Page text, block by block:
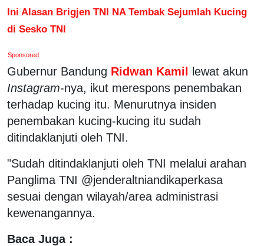
Ini Alasan Brigjen TNI NA Tembak Sejumlah Kucing
di Sesko TNI
Sponsored
Gubernur Bandung Ridwan Kamil
lewat akun
Instagram-nya, ikut merespons penembakan
terhadap kucing itu. Menurutnya insiden
penembakan kucing-kucing itu sudah
ditindaklanjuti oleh TNI.
"Sudah ditindaklanjuti oleh TNI melalui arahan
Panglima TNI @jenderaltniandikaperkasa
sesuai dengan wilayah/area administrasi
kewenangannya.
Baca Juga :